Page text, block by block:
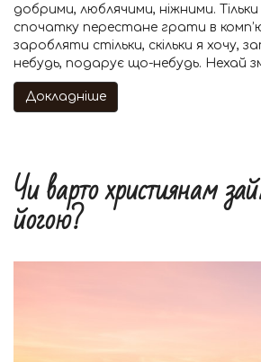
добрими, люблячими, ніжними. Тільки
спочатку перестане грати в
заробляти стільки, скільки я хочу,
небудь, подарує що-небудь. Нехай
Докладніше
Чи варто християнам
йогою?